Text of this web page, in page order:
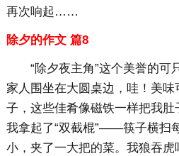
再次响起……
除夕的作文 篇8
“除夕夜主角”这个美誉的可
家人围坐在大圆桌边，哇！美
子，这些佳肴像磁铁一样把我肚
我拿起了“双截棍”——筷子横扫
小，夹了一大把的菜。我狼吞